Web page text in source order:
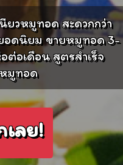
วหมูทอด สะดวกกว่า
อดนิยม ขายหมูทอด 3-
อเดือน สูตรสำเร็จ
มูทอด
ลย!